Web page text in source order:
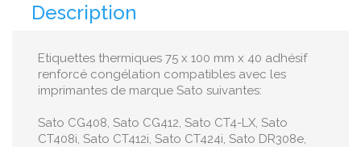
Description
Etiquettes thermiques 75 x 100 mm x 40 adhésif
renforcé congélation compatibles avec les
imprimantes de marque Sato suivantes:
Sato CG408, Sato CG412, Sato CT4-LX, Sato
CT408i, Sato CT412i, Sato CT424i, Sato DR308e,